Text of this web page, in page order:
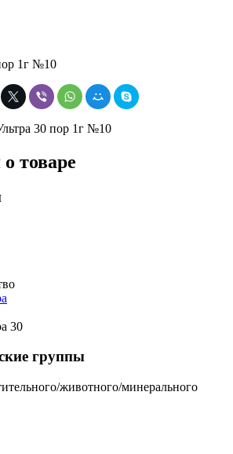
1г №10
товаре
30
группы
животного/минерального